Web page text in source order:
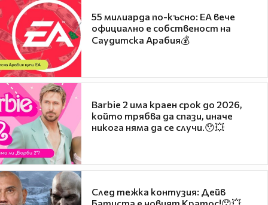
55 милиарда по-късно: EA вече
официално е собственост на
Саудитска Арабия💰
Barbie 2 има краен срок до 2026,
който трябва да спази, иначе
никога няма да се случи.😯💥
След тежка контузия: Дейв